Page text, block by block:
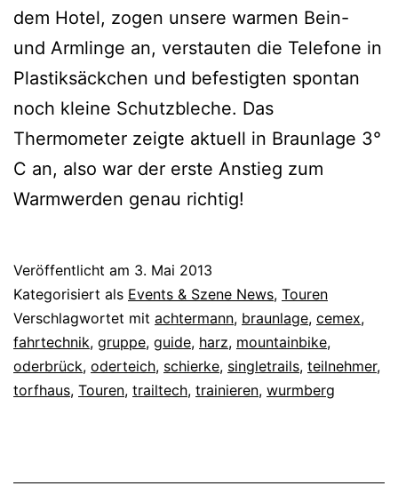
dem Hotel, zogen unsere warmen Bein-
und Armlinge an, verstauten die Telefone in
Plastiksäckchen und befestigten spontan
noch kleine Schutzbleche. Das
Thermometer zeigte aktuell in Braunlage 3°
C an, also war der erste Anstieg zum
Warmwerden genau richtig!
Veröffentlicht am 3. Mai 2013
Kategorisiert als Events & Szene News, Touren
Verschlagwortet mit achtermann, braunlage, cemex,
fahrtechnik, gruppe, guide, harz, mountainbike,
oderbrück, oderteich, schierke, singletrails, teilnehmer,
torfhaus, Touren, trailtech, trainieren, wurmberg